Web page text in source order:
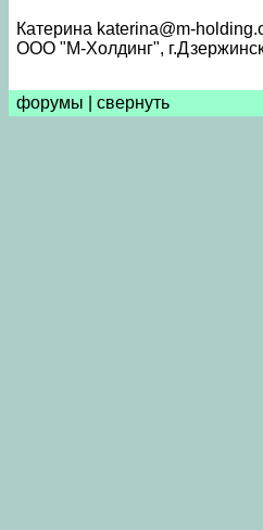
Катерина katerina@m-
ООО "М-Холдинг",
форумы свернуть